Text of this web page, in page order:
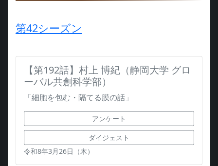
第42シーズン
【第192話】村上 博紀（静岡大学 グロ
ーバル共創科学部）
「細胞を包む・隔てる膜の話」
アンケート
ダイジェスト
令和8年3月26日（木）